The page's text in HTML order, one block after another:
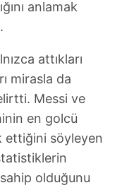
anlamak
attıkları
mirasla da
Messi ve
en golcü
ettiğini söyleyen
olduğunu